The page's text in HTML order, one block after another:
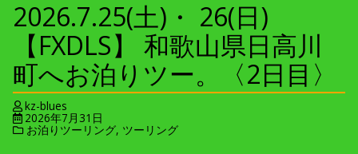
2026.7.25(土)・ 26(日)
【FXDLS】 和歌山県日高川
町へお泊りツー。〈2日目〉
kz-blues
2026年7月31日
お泊りツーリング, ツーリング